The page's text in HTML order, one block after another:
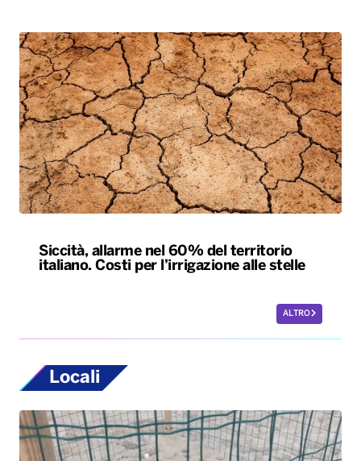
Siccità, allarme nel 60% del territorio
italiano. Costi per l’irrigazione alle stelle
ALTRO
Locali